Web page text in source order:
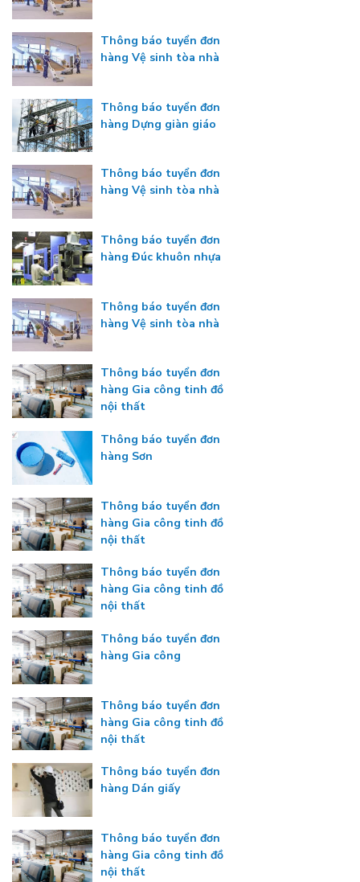
Thông báo tuyển đơn
hàng Vệ sinh tòa nhà
Thông báo tuyển đơn
hàng Dựng giàn giáo
Thông báo tuyển đơn
hàng Vệ sinh tòa nhà
Thông báo tuyển đơn
hàng Đúc khuôn nhựa
Thông báo tuyển đơn
hàng Vệ sinh tòa nhà
Thông báo tuyển đơn
hàng Gia công tinh đồ
nội thất
Thông báo tuyển đơn
hàng Sơn
Thông báo tuyển đơn
hàng Gia công tinh đồ
nội thất
Thông báo tuyển đơn
hàng Gia công tinh đồ
nội thất
Thông báo tuyển đơn
hàng Gia công
Thông báo tuyển đơn
hàng Gia công tinh đồ
nội thất
Thông báo tuyển đơn
hàng Dán giấy
Thông báo tuyển đơn
hàng Gia công tinh đồ
nội thất